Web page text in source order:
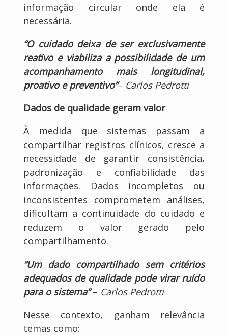
informação circular onde ela é
necessária.
“O cuidado deixa de ser exclusivamente
reativo e viabiliza a possibilidade de um
acompanhamento mais longitudinal,
proativo e preventivo”– Carlos Pedrotti
Dados de qualidade geram valor
À medida que sistemas passam a
compartilhar registros clínicos, cresce a
necessidade de garantir consistência,
padronização e confiabilidade das
informações. Dados incompletos ou
inconsistentes comprometem análises,
dificultam a continuidade do cuidado e
reduzem o valor gerado pelo
compartilhamento.
“Um dado compartilhado sem critérios
adequados de qualidade pode virar ruído
para o sistema”– Carlos Pedrotti
Nesse contexto, ganham relevância
temas como: